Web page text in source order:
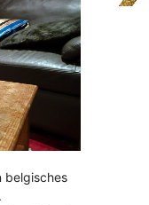
belgisches